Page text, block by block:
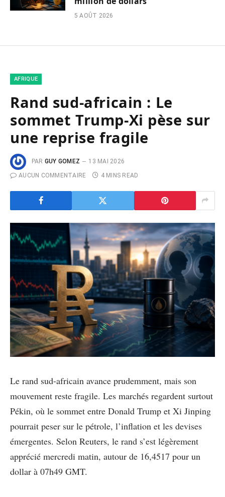
5 AOÛT 2026
AFRIQUE
Rand sud-africain : Le
sommet Trump-Xi pèse sur
une reprise fragile
PAR GUY GOMEZ
13 MAI 2026
AUCUN COMMENTAIRE
4 MINS READ
Le rand sud-africain avance prudemment, mais son
mouvement reste fragile. Les marchés regardent surtout
Pékin, où le sommet entre Donald Trump et Xi Jinping
pourrait peser sur le pétrole, l’inflation et les devises
émergentes. Selon Reuters, le rand s’est légèrement
apprécié mercredi matin, autour de 16,4517 pour un
dollar à 07h49 GMT.